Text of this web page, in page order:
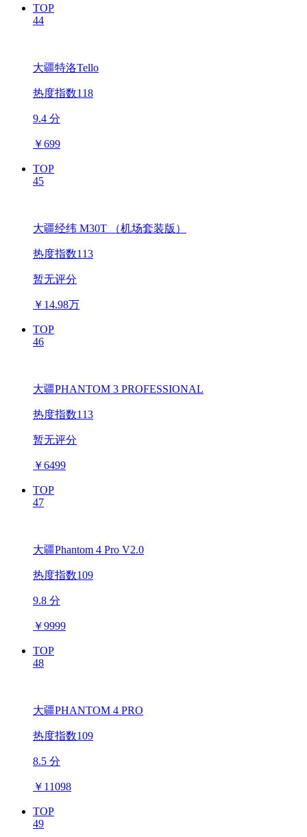
TOP
44
大疆特洛Tello
热度指数118
9.4 分
￥699
TOP
45
大疆经纬 M30T （机场套装版）
热度指数113
暂无评分
￥ 14.98万
TOP
46
大疆PHANTOM 3 PROFESSIONAL
热度指数113
暂无评分
￥6499
TOP
47
大疆Phantom 4 Pro V2.0
热度指数109
9.8 分
￥9999
TOP
48
大疆PHANTOM 4 PRO
热度指数109
8.5 分
￥ 11098
TOP
49